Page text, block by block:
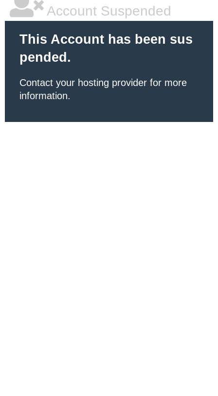
Account Suspended
This Account has been sus
pended.
Contact your hosting provider for more
information.